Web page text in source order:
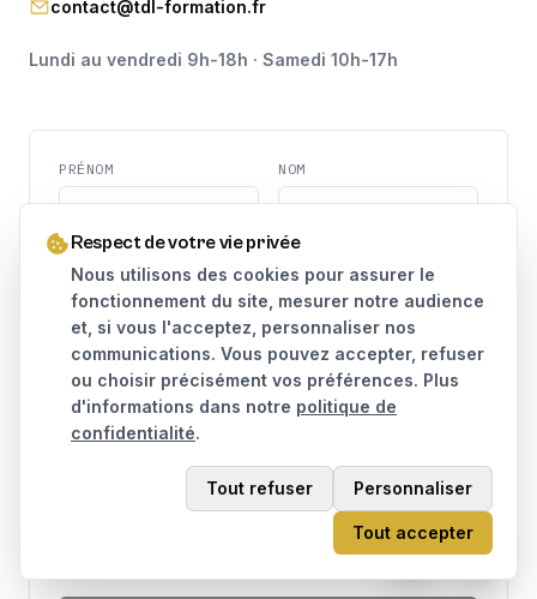
Respect de votre vie privée
Nous utilisons des cookies pour assurer le
fonctionnement du site, mesurer notre audience
et, si vous l'acceptez, personnaliser nos
communications. Vous pouvez accepter, refuser
ou choisir précisément vos préférences. Plus
d'informations dans notre politique de
confidentialité.
Tout refuser Personnaliser
Tout accepter
contact@tdl-formation.fr
Lundi au vendredi 9h-18h · Samedi 10h-17h
PRÉNOM NOM
TÉLÉPHONE
MESSAGE
J'accepte que mes données soient utilisées pour traiter
politique de